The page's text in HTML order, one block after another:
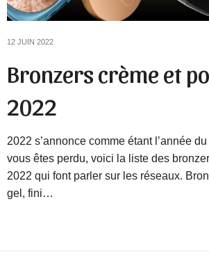
12 JUIN 2022
Bronzers crème et
2022
2022 s’annonce comme étant l’année
vous êtes perdu, voici la liste des
2022 qui font parler sur les réseaux.
gel, fini…